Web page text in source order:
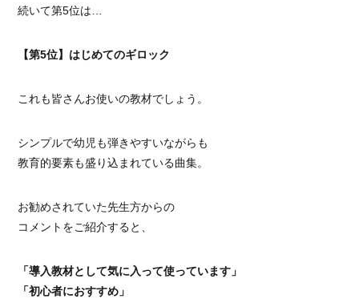
続いて第5位は…
【第5位】はじめてのギロック
これも皆さんお使いの教材でしょう。
シンプルで幼児も弾きやすいながらも
教育的要素も盛り込まれている曲集。
お勧めされていた先生方からの
コメントをご紹介すると、
「導入教材として気に入って使っています」
「初心者におすすめ」